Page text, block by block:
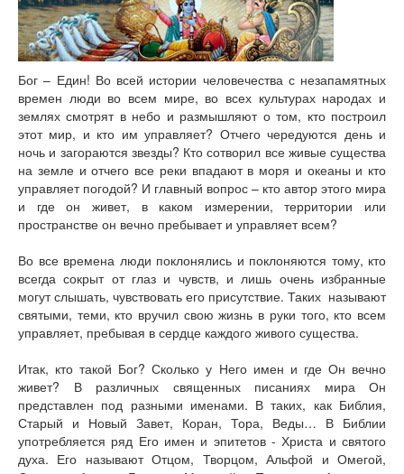
Бог – Един! Во всей истории человечества с незапамятных
времен люди во всем мире, во всех культурах народах и
землях смотрят в небо и размышляют о том, кто построил
этот мир, и кто им управляет? Отчего чередуются день и
ночь и загораются звезды? Кто сотворил все живые существа
на земле и отчего все реки впадают в моря и океаны и кто
управляет погодой? И главный вопрос – кто автор этого мира
и где он живет, в каком измерении, территории или
пространстве он вечно пребывает и управляет всем?
Во все времена люди поклонялись и поклоняются тому, кто
всегда сокрыт от глаз и чувств, и лишь очень избранные
могут слышать, чувствовать его присутствие. Таких называют
святыми, теми, кто вручил свою жизнь в руки того, кто всем
управляет, пребывая в сердце каждого живого существа.
Итак, кто такой Бог? Сколько у Него имен и где Он вечно
живет? В различных священных писаниях мира Он
представлен под разными именами. В таких, как Библия,
Старый и Новый Завет, Коран, Тора, Веды… В Библии
употребляется ряд Его имен и эпитетов - Христа и святого
духа. Его называют Отцом, Творцом, Альфой и Омегой,